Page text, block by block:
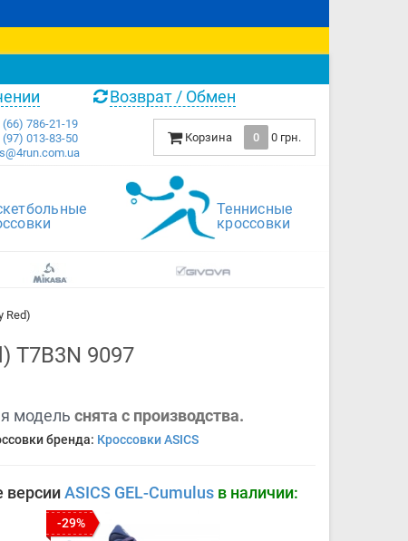
Возврат / Обмен
(66) 786-21-19
(97) 013-83-50
Корзина 0 0 грн.
Теннисные
кроссовки
Red)
T7B3N 9097
модель снята с производства.
бренда: Кроссовки ASICS
версииASICS GEL-Cumulus в наличии:
-29%